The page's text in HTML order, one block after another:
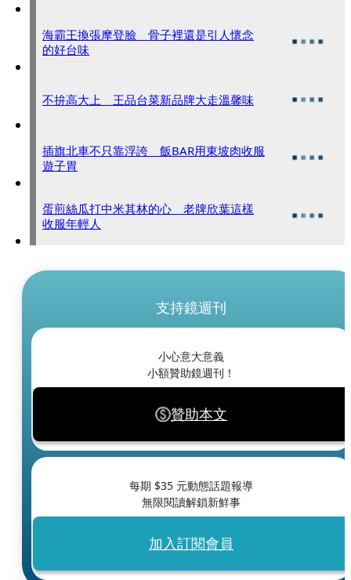
海霸王換張摩登臉 骨子裡還是引人懷念
的好台味
不拚高大上 王品台菜新品牌大走溫馨味
插旗北車不只靠浮誇 飯BAR用東坡肉收服
遊子胃
蛋煎絲瓜打中米其林的心 老牌欣葉這樣
收服年輕人
支持鏡週刊
小心意大意義
小額贊助鏡週刊！
贊助本文
每期 $35 元動態話題報導
無限閱讀解鎖新鮮事
加入訂閱會員